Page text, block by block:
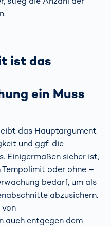
ist das
ein Muss
das Hauptargument
und ggf. die
Einigermaßen sicher ist,
oder ohne –
bedarf, um als
abzusichern.
von
auch entgegen dem